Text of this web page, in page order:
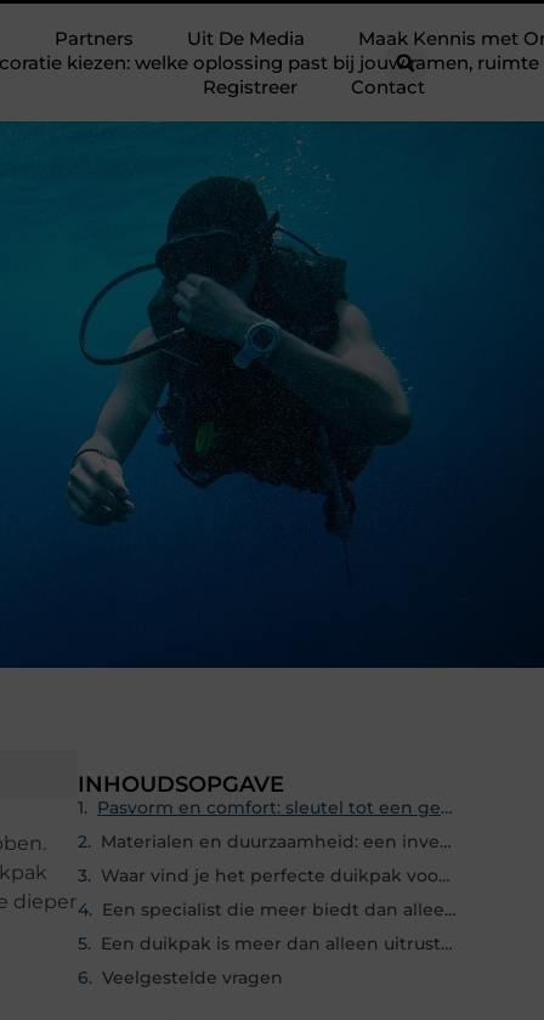
Partners Uit De Media
Maak Kennis met
kiezen: welke oplossing past bij jouw ramen,
Registreer
Contact
dieper
INHOUDSOPGAVE
Pasvorm en comfort: sleutel tot een geslaagde duik
Materialen en duurzaamheid: een investering in kwaliteit
Waar vind je het perfecte duikpak voor dames?
Een specialist die meer biedt dan alleen uitrusting
Een duikpak is meer dan alleen uitrusting
Veelgestelde vragen